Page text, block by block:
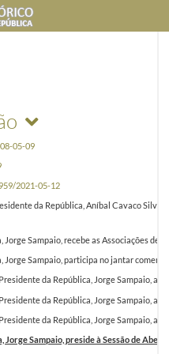
05-09
2021-05-12
da República, Aníbal Cavaco Silva
Sampaio, recebe as Associações de
Jorge Sampaio, participa no jantar
da República, Jorge Sampaio, ao
da República, Jorge Sampaio, ao
da República, Jorge Sampaio, ao
Jorge Sampaio, preside à Sessão de